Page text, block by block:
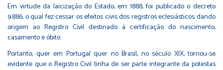
Em virtude da laicização do Estado, em 1888, foi publicado o decreto
9.886, o qual fez cessar os efeitos civis dos registros eclesiásticos dando
origem ao Registro Civil destinado à certificação do nascimento,
casamento e óbito.
Portanto, quer em Portugal quer no Brasil, no século XIX, tornou-se
evidente que o Registro Civil tinha de ser parte integrante da potestas